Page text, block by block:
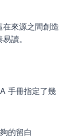
來源之間創造
讀。
手冊指定了幾
的留白